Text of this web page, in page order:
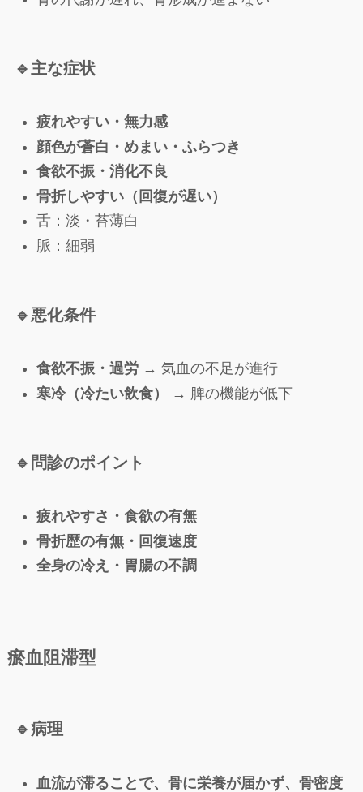
🔹 主な症状
疲れやすい・無力感
顔色が蒼白・めまい・ふらつき
食欲不振・消化不良
骨折しやすい（回復が遅い）
舌：淡・苔薄白
脈：細弱
🔹 悪化条件
食欲不振・過労→ 気血の不足が進行
寒冷（冷たい飲食）
→ 脾の機能が低下
🔹 問診のポイント
疲れやすさ・食欲の有無
骨折歴の有無・回復速度
全身の冷え・胃腸の不調
瘀血阻滞型
🔹病理
血流が滞ることで、骨に栄養が届かず、骨密度